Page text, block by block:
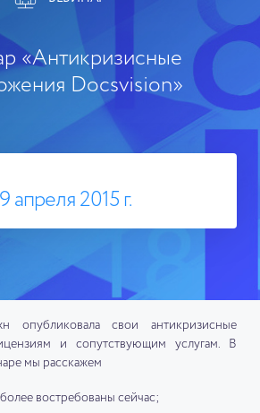
«Антикризисные
Docsvision»
апреля 2015 г.
опубликовала свои антикризисные
и сопутствующим услугам. В
мы расскажем
востребованы сейчас;